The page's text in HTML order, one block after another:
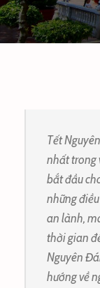
Tết
nhất trong
bắt đầu
những
an lành,
thời gian
Nguyên
hướng về